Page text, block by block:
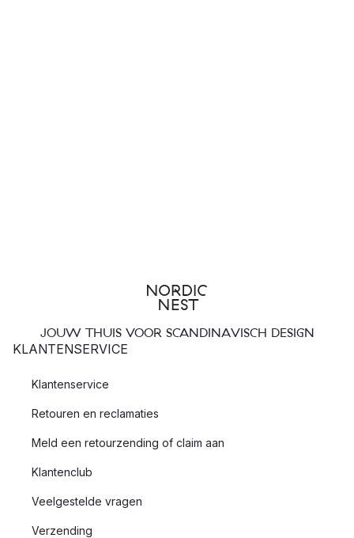
JOUW THUIS VOOR SCANDINAVISCH DESIGN
KLANTENSERVICE
Klantenservice
Retouren en reclamaties
Meld een retourzending of claim aan
Klantenclub
Veelgestelde vragen
Verzending